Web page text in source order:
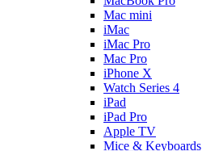
Mac mini
iMac
iMac Pro
Mac Pro
iPhone X
Watch Series 4
iPad
iPad Pro
Apple TV
Mice & Keyboards